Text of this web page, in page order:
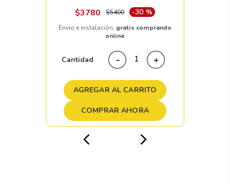
$3780 $5400 -30 %
Envío e instalación, gratis comprando
online
Cantidad ＋
－
AGREGAR AL CARRITO
COMPRAR AHORA